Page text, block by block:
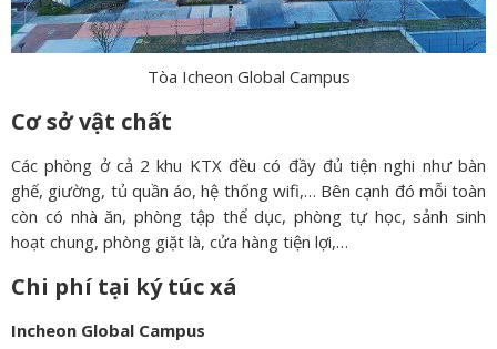
Tòa Icheon Global Campus
Cơ sở vật chất
Các phòng ở cả 2 khu KTX đều có đầy đủ tiện nghi như bàn
ghế, giường, tủ quần áo, hệ thống wifi,… Bên cạnh đó mỗi toàn
còn có nhà ăn, phòng tập thể dục, phòng tự học, sảnh sinh
hoạt chung, phòng giặt là, cửa hàng tiện lợi,…
Chi phí tại ký túc xá
Incheon Global Campus